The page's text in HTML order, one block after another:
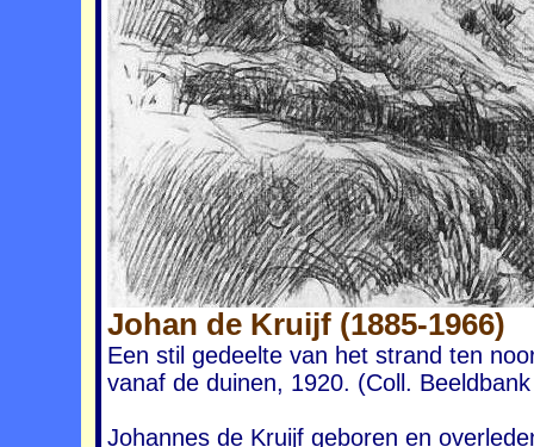
Johan de Kruijf (1885-1966)
Een stil gedeelte van het strand ten
vanaf de duinen, 1920. (Coll.
Johannes de Kruijf geboren en